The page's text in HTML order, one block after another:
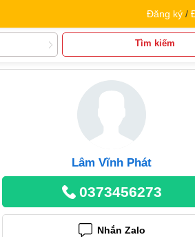
Đăng ký /
Tìm kiếm
Lâm Vĩnh Phát
0373456273
Nhắn Zalo